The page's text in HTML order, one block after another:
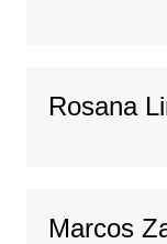
Rosana
Marcos